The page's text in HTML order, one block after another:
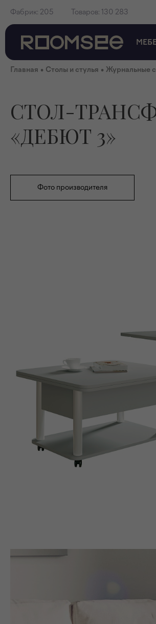
Фабрик: 205 Товаров: 130 283
Главная • Столы и стулья • Журнальные
СТОЛ-
«ДЕБЮТ 3»
Фото производителя